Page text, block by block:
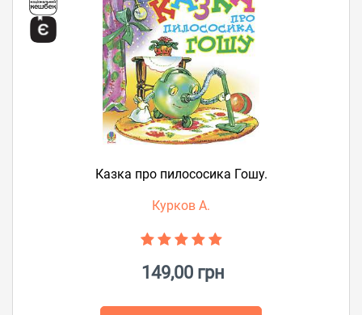
Казка про пилососика Гошу.
Курков А.
149,00 грн